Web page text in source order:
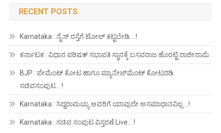
RECENT POSTS
Karnataka : ನೈಸ್ ರಸ್ತೆಗೆ ಟೋಲ್ ಕಟ್ಟಬೇಡಿ….!
ಕರ್ನಾಟಕ : ವಿಧಾನ ಪರಿಷತ್ ಸಭಾಪತಿ ಸ್ಥಾನಕ್ಕೆ ಬಸವರಾಜ ಹೊರಟ್ಟಿ ರಾಜೀನಾಮೆ
BJP : ಪೇಮೆಂಟ್ ಕೋಟ ಹಾಗೂ ಮ್ಯಾನೇಜ್‍ಮೆಂಟ್ ಕೋಟದಡಿ
ಸಚಿವಸಂಪುಟ….!
Karnataka : ಸಿದ್ದರಾಮಯ್ಯ ಅವರಿಗೆ ಯಾವುದೇ ಅಸಮಾಧಾನವಿಲ್ಲ….!
Karnataka : ಸಚಿವ ಸಂಪುಟ ವಿಸ್ತರಣೆ Live….!